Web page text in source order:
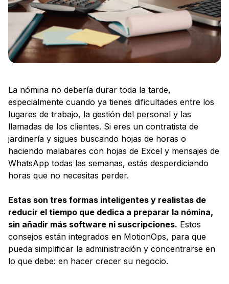
La nómina no debería durar toda la tarde,
especialmente cuando ya tienes dificultades entre los
lugares de trabajo, la gestión del personal y las
llamadas de los clientes. Si eres un contratista de
jardinería y sigues buscando hojas de horas o
haciendo malabares con hojas de Excel y mensajes de
WhatsApp todas las semanas, estás desperdiciando
horas que no necesitas perder.
Estas son tres formas inteligentes y realistas de
reducir el tiempo que dedica a preparar la nómina,
sin añadir más software ni suscripciones. Estos
consejos están integrados en MotionOps, para que
pueda simplificar la administración y concentrarse en
lo que debe: en hacer crecer su negocio.